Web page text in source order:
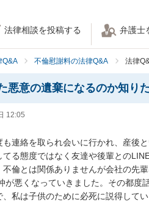
法律相談を投稿する 弁護士
Q&A 不倫慰謝料の法律Q&A 法律
悪意の遺棄になるのか知り
12:05
連絡を取られ会いに行かれ、産後
る態度ではなく友達や後輩との
倫とは関係ありませんが会社の先
悪くなっていきました。その都度
私は子供のために必死に説得して